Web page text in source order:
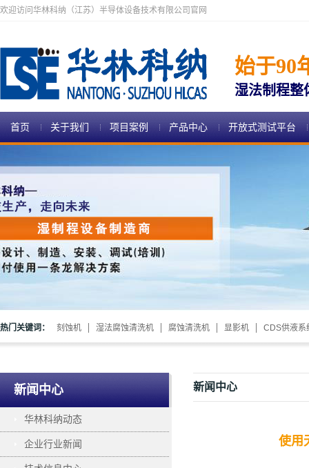
欢迎访问华林科纳（江苏）半导体设备技术有限公司官网
始于90
湿法制程整
首页 关于我们 项目案例 产品中心 开放式测试平台
热门关键词： 刻蚀机 湿法腐蚀清洗机 腐蚀清洗机 显影机 CDS供液系
新闻中心
华林科纳动态
企业行业新闻
新闻中心
使用